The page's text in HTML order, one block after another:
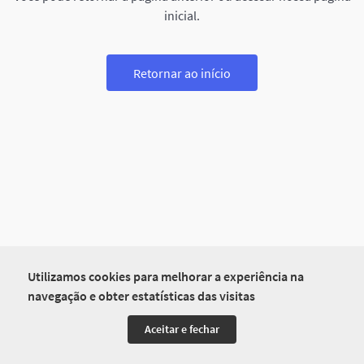
Utilizamos cookies para melhorar a experiência na
navegação e obter estatísticas das visitas
Aceitar e fechar
inicial.
Retornar ao início